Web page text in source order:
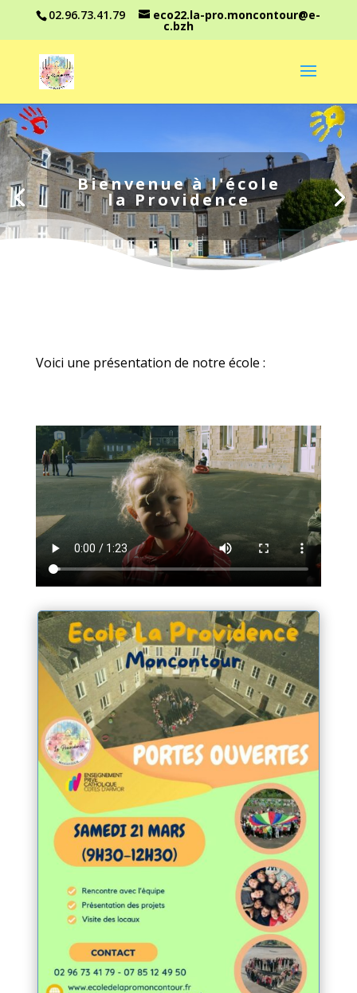
02.96.73.41.79 eco22.la-pro.moncontour@e-
c.bzh
Bienvenue à l'école
la Providence
Voici une présentation de notre école :